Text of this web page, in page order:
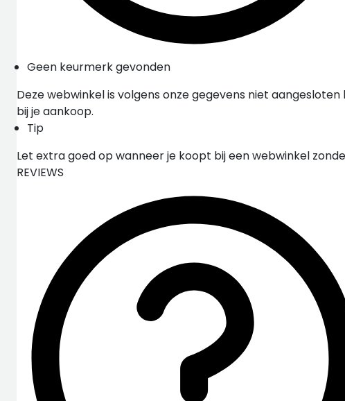
Geen keurmerk gevonden
Deze webwinkel is volgens onze gegevens niet
bij je aankoop.
Tip
Let extra goed op wanneer je koopt bij een webwinkel
REVIEWS